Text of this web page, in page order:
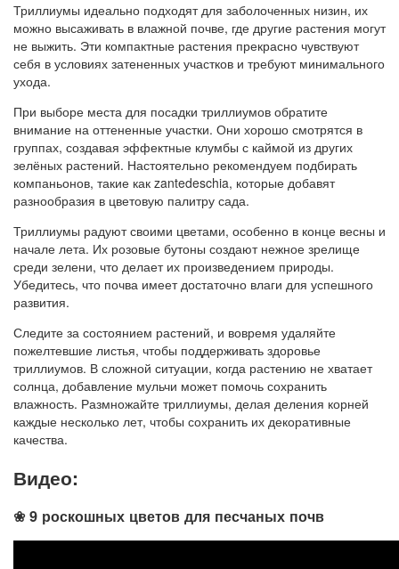
Триллиумы идеально подходят для заболоченных низин, их
можно высаживать в влажной почве, где другие растения могут
не выжить. Эти компактные растения прекрасно чувствуют
себя в условиях затененных участков и требуют минимального
ухода.
При выборе места для посадки триллиумов обратите
внимание на оттененные участки. Они хорошо смотрятся в
группах, создавая эффектные клумбы с каймой из других
зелёных растений. Настоятельно рекомендуем подбирать
компаньонов, такие как zantedeschia, которые добавят
разнообразия в цветовую палитру сада.
Триллиумы радуют своими цветами, особенно в конце весны и
начале лета. Их розовые бутоны создают нежное зрелище
среди зелени, что делает их произведением природы.
Убедитесь, что почва имеет достаточно влаги для успешного
развития.
Следите за состоянием растений, и вовремя удаляйте
пожелтевшие листья, чтобы поддерживать здоровье
триллиумов. В сложной ситуации, когда растению не хватает
солнца, добавление мульчи может помочь сохранить
влажность. Размножайте триллиумы, делая деления корней
каждые несколько лет, чтобы сохранить их декоративные
качества.
Видео:
❀ 9 роскошных цветов для песчаных почв